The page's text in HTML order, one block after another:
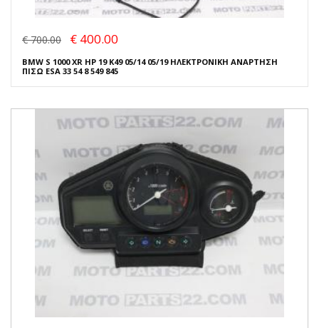
€ 700.00 € 400.00
BMW S 1000 XR HP 19 K49 05/14 05/19 ΗΛΕΚΤΡΟΝΙΚΗ ΑΝΑΡΤΗΣΗ
ΠΙΣΩ ESA 33 54 8 549 845